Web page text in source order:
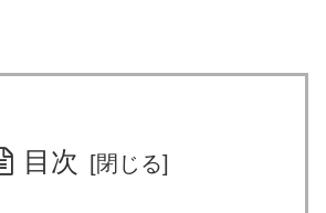
目次